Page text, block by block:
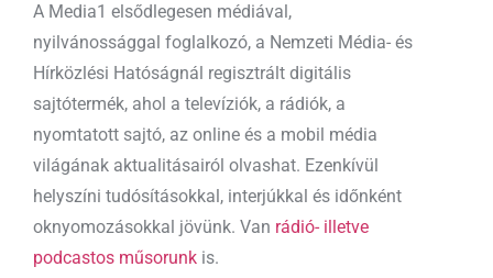
A Media1 elsődlegesen médiával,
nyilvánossággal foglalkozó, a Nemzeti Média- és
Hírközlési Hatóságnál regisztrált digitális
sajtótermék, ahol a televíziók, a rádiók, a
nyomtatott sajtó, az online és a mobil média
világának aktualitásairól olvashat. Ezenkívül
helyszíni tudósításokkal, interjúkkal és időnként
oknyomozásokkal jövünk. Van rádió- illetve
podcastos műsorunk is.